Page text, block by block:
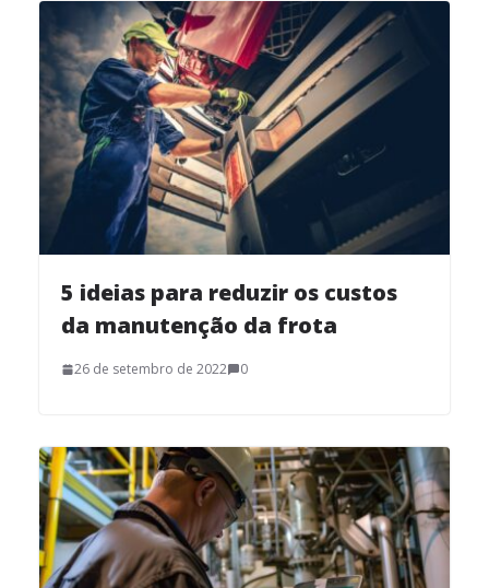
5 ideias para reduzir os custos
da manutenção da frota
26 de setembro de 2022 0